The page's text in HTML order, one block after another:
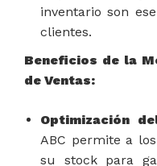
inventario son
clientes.
Beneficios de la
de Ventas:
Optimización
ABC permite a
su stock para